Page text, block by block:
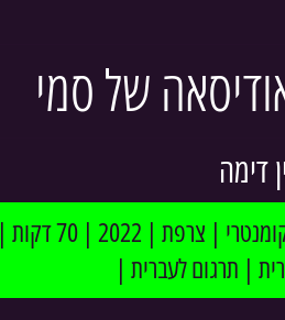
של סמי
דימה
| דוקומנטרי | צרפת | 2022 | 70 דקות |
| תרגום לעברית |